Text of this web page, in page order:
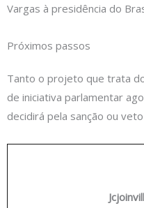
Vargas à presidência do
Próximos passos
Tanto o projeto que trata
de iniciativa parlamentar
decidirá pela sanção ou